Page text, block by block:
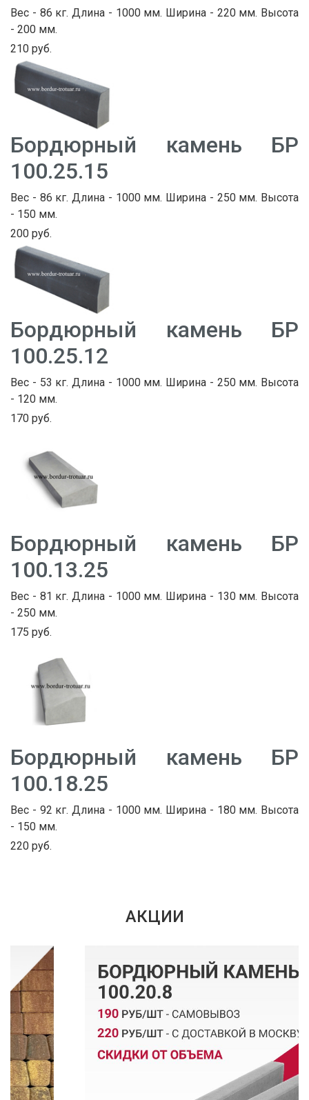
Вес - 86 кг. Длина - 1000 мм. Ширина - 220 мм. Высота
- 200 мм.
210 руб.
Бордюрный камень БР
100.25.15
Вес - 86 кг. Длина - 1000 мм. Ширина - 250 мм. Высота
- 150 мм.
200 руб.
Бордюрный камень БР
100.25.12
Вес - 53 кг. Длина - 1000 мм. Ширина - 250 мм. Высота
- 120 мм.
170 руб.
Бордюрный камень БР
100.13.25
Вес - 81 кг. Длина - 1000 мм. Ширина - 130 мм. Высота
- 250 мм.
175 руб.
Бордюрный камень БР
100.18.25
Вес - 92 кг. Длина - 1000 мм. Ширина - 180 мм. Высота
- 150 мм.
220 руб.
АКЦИИ